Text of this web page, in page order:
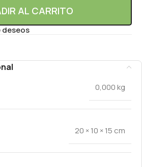
AL CARRITO
deseos
0,000 kg
20 × 10 × 15 cm